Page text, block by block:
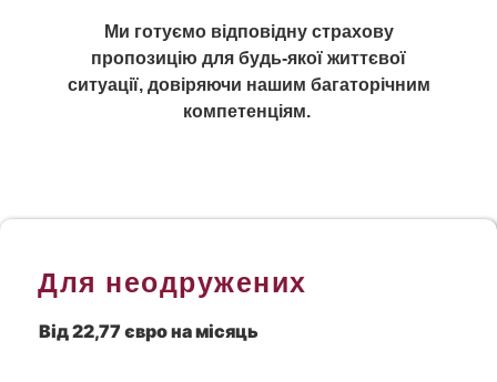
Ми готуємо відповідну страхову
пропозицію для будь-якої життєвої
ситуації, довіряючи нашим багаторічним
компетенціям.
Для неодружених
Від 22,77 євро на місяць